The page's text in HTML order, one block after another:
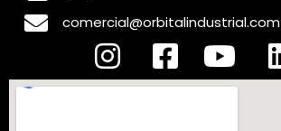
comercial@orbitalindustrial.com